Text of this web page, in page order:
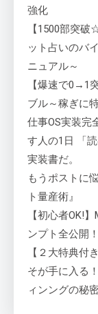
強化
【1500部突
ット占いのバ
ニュアル～
【爆速で0→1
ブル～稼ぎに
仕事OS実装完
す人の1日 「
実装書だ。
もうポストに
ト量産術』
【初心者OK!
ンプト全公開
【２大特典付
そが手に入る
ィンングの秘